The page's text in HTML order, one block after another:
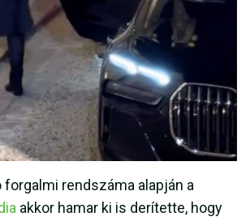
forgalmi rendszáma alapján a
akkor hamar ki is derítette, hogy